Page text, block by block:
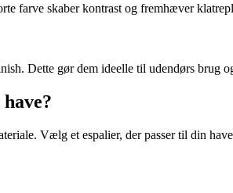
farve skaber kontrast og fremhæver
Dette gør dem ideelle til udendørs brug
Vælg et espalier, der passer til din